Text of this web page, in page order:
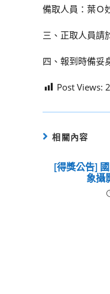
備取人員：葉Ｏ
三、正取人員請
四、報到時備妥
Post Views:
相關內容
[得獎公告]
象攝